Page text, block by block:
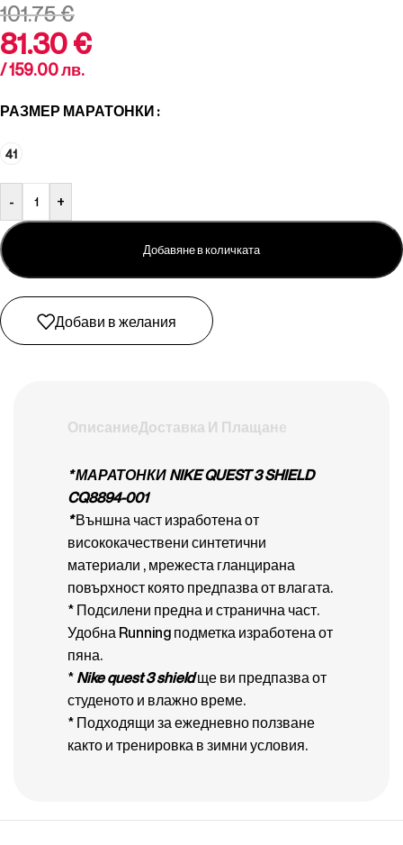
101.75€
81.30€
/ 159.00 лв.
РАЗМЕР МАРАТОНКИ
41
- +
Добавяне в количката
Добави в желания
ОписаниеДоставка И Плащане
* МАРАТОНКИ NIKE QUEST 3 SHIELD
CQ8894-001
*Външна част изработена от
висококачествени синтетични
материали , мрежеста гланцирана
повърхност която предпазва от влагата.
* Подсилени предна и странична част.
Удобна Running подметка изработена от
пяна.
* Nike quest 3 shieldще ви предпазва от
студеното и влажно време.
* Подходящи за ежедневно ползване
както и тренировка в зимни условия.